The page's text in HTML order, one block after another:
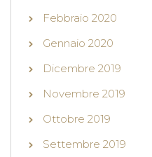
Febbraio 2020
Gennaio 2020
Dicembre 2019
Novembre 2019
Ottobre 2019
Settembre 2019